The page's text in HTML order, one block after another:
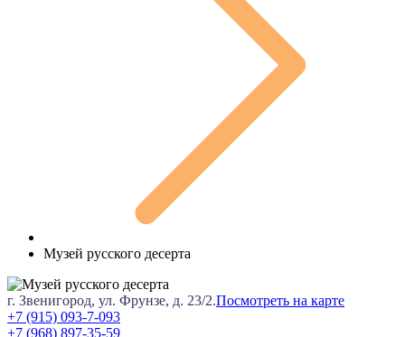
Музей русского десерта
г. Звенигород, ул. Фрунзе, д. 23/2.Посмотреть на карте
+7 (915) 093-7-093
+7 (968) 897-35-59